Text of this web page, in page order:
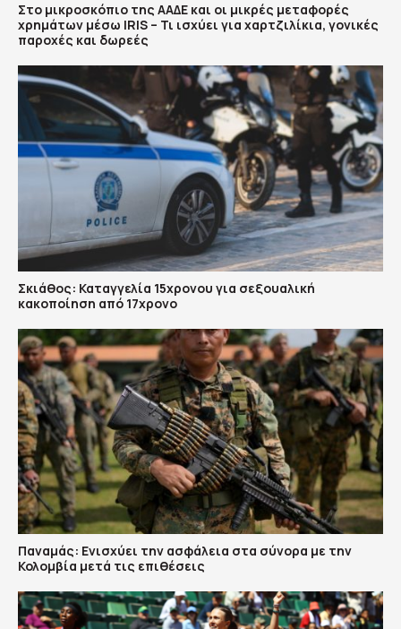
Στο μικροσκόπιο της ΑΑΔΕ και οι μικρές μεταφορές
χρημάτων μέσω IRIS – Τι ισχύει για χαρτζιλίκια, γονικές
παροχές και δωρεές
Σκιάθος: Καταγγελία 15χρονου για σεξουαλική
κακοποίηση από 17χρονο
Παναμάς: Ενισχύει την ασφάλεια στα σύνορα με την
Κολομβία μετά τις επιθέσεις